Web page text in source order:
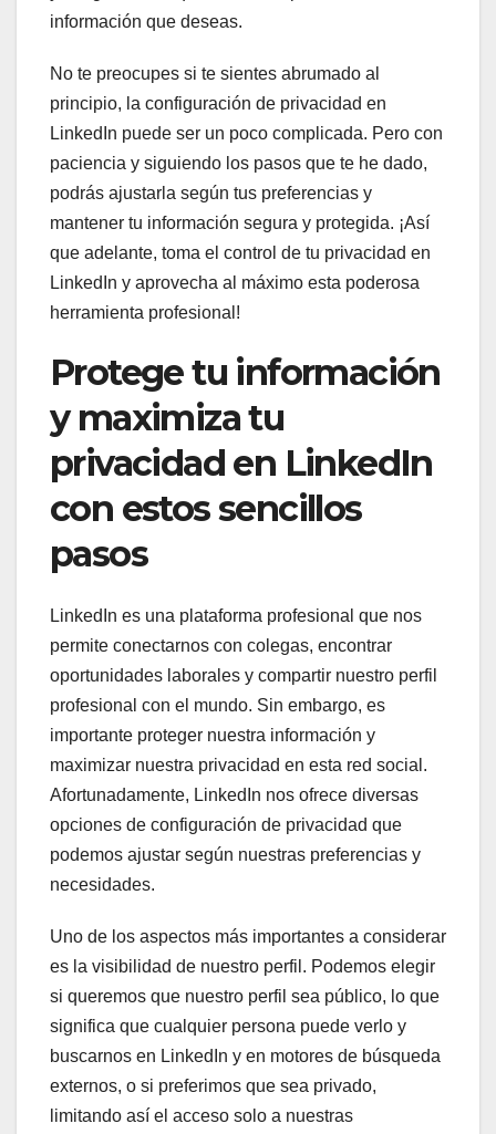
información que deseas.
No te preocupes si te sientes abrumado al
principio, la configuración de privacidad en
LinkedIn puede ser un poco complicada. Pero con
paciencia y siguiendo los pasos que te he dado,
podrás ajustarla según tus preferencias y
mantener tu información segura y protegida. ¡Así
que adelante, toma el control de tu privacidad en
LinkedIn y aprovecha al máximo esta poderosa
herramienta profesional!
Protege tu información
y maximiza tu
privacidad en LinkedIn
con estos sencillos
pasos
LinkedIn es una plataforma profesional que nos
permite conectarnos con colegas, encontrar
oportunidades laborales y compartir nuestro perfil
profesional con el mundo. Sin embargo, es
importante proteger nuestra información y
maximizar nuestra privacidad en esta red social.
Afortunadamente, LinkedIn nos ofrece diversas
opciones de configuración de privacidad que
podemos ajustar según nuestras preferencias y
necesidades.
Uno de los aspectos más importantes a considerar
es la visibilidad de nuestro perfil. Podemos elegir
si queremos que nuestro perfil sea público, lo que
significa que cualquier persona puede verlo y
buscarnos en LinkedIn y en motores de búsqueda
externos, o si preferimos que sea privado,
limitando así el acceso solo a nuestras